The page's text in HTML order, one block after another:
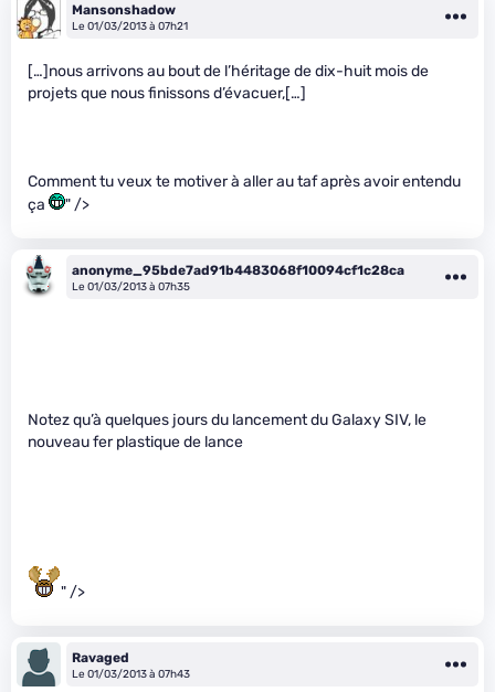
Mansonshadow
Le 01/03/2013 à 07h21
[…]nous arrivons au bout de l’héritage de dix-huit mois de
projets que nous finissons d’évacuer,[…]
Comment tu veux te motiver à aller au taf après avoir entendu
ça
" />
anonyme_95bde7ad91b4483068f10094cf1c28ca
Le 01/03/2013 à 07h35
Notez qu’à quelques jours du lancement du Galaxy SIV, le
nouveau fer plastique de lance
" />
Ravaged
Le 01/03/2013 à 07h43